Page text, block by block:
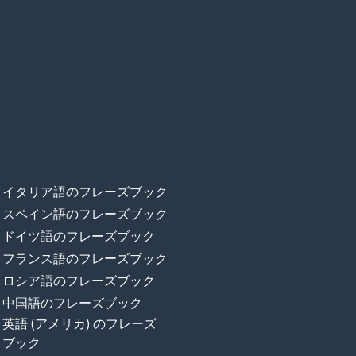
イタリア語のフレーズブック
スペイン語のフレーズブック
ドイツ語のフレーズブック
フランス語のフレーズブック
ロシア語のフレーズブック
中国語のフレーズブック
英語 (アメリカ) のフレーズ
ブック